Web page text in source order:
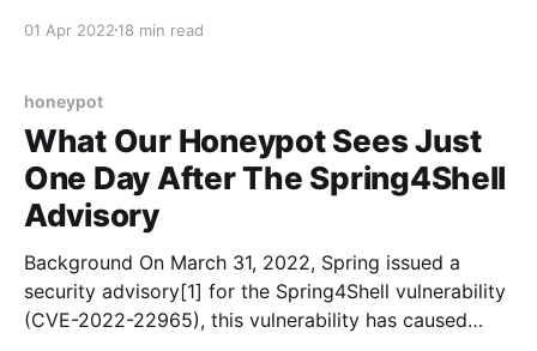
要性不言而喻。 360Netlab同时运营着的网络空间基础数
PassiveDNS、网站页面的WebDB等等。这些基础数据库
的条目以十亿或千亿为单位计，共同构成了用以描述全球
网络空间变迁的DNSMon系统。 在CertDB的支持下，我
们有足够坚实的数据基础来解
测方式看到了该漏洞在野传播过程，我们也看到了Mirai僵
式输出。 Spring4Shell 在野传播 360网络安全研究院高
级威胁狩猎蜜罐系统持续监测到Spring4Shell漏洞(CVE-
2022-22965)扫描和漏洞利用行为，部分源IP地理位置分
布如下： 以下是Top 10 国家/地区统计列表 United
States 92 The Netherlands 49 Germany 30 China 21
Ukraine
01 Apr 2022 18 min read
honeypot
What Our Honeypot Sees Just
One Day After The Spring4Shell
Advisory
Background On March 31, 2022, Spring issued a
security advisory[1] for the Spring4Shell vulnerability
(CVE-2022-22965), this vulnerability has caused